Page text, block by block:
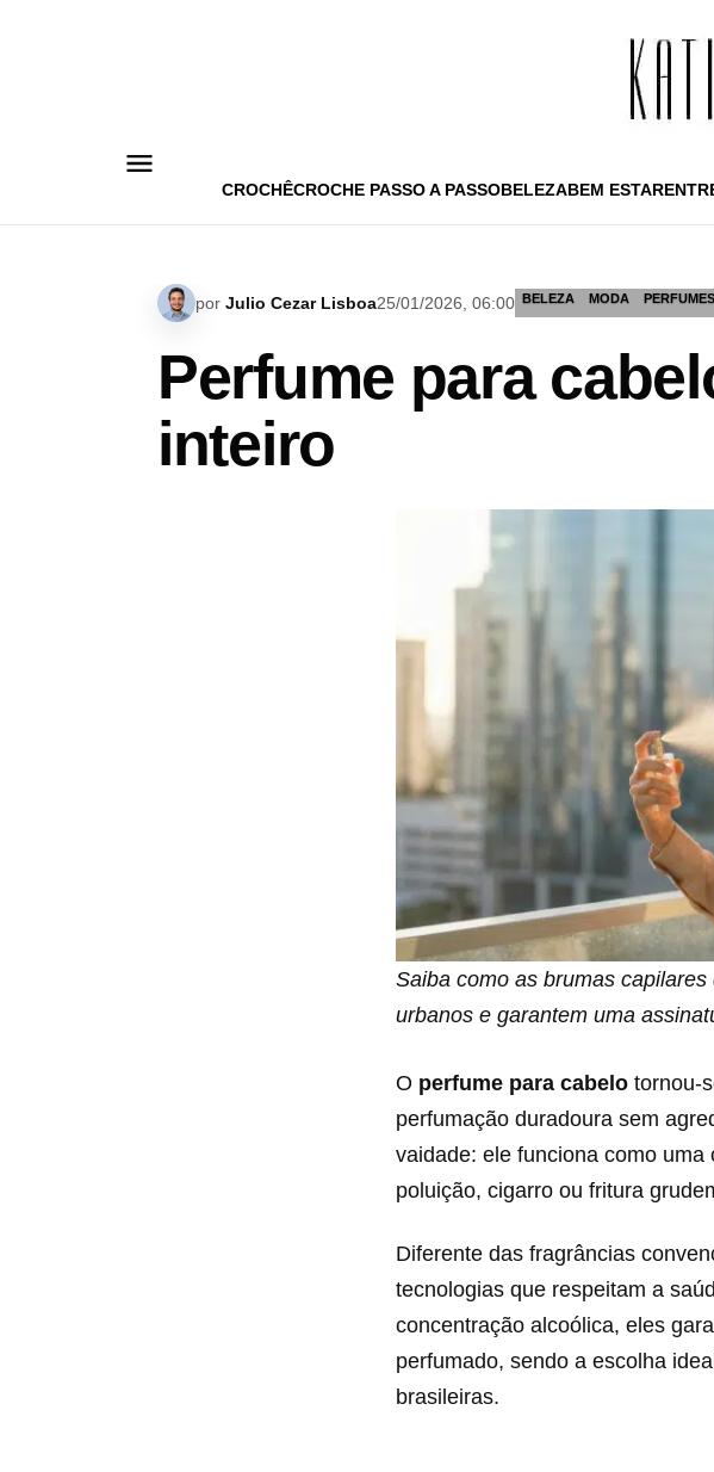
CROCHÊCROCHE PASSO A PASSOBELEZABEM ESTAR
por Julio Cezar Lisboa25/01/2026, 06:00 BELEZA MODA
Perfume para
inteiro
Saiba como as brumas
urbanos e garantem uma
O perfume para cabelo tornou-
perfumação duradoura sem
vaidade: ele funciona como
poluição, cigarro ou fritura
Diferente das fragrâncias
tecnologias que respeitam a
concentração alcoólica, eles
perfumado, sendo a escolha
brasileiras.